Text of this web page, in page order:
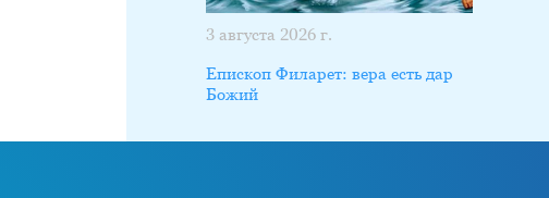
3 августа 2026 г.
Епископ Филарет: вера есть дар
Божий